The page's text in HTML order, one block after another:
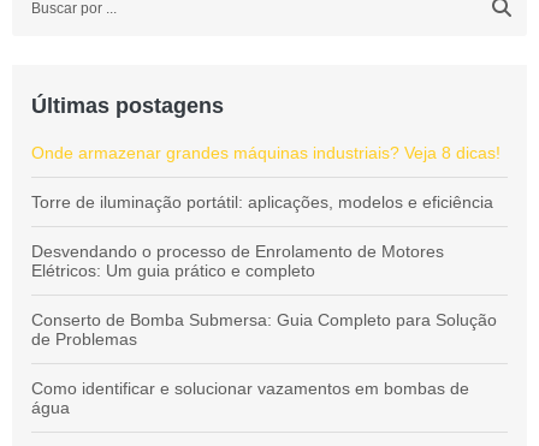
Últimas postagens
Onde armazenar grandes máquinas industriais? Veja 8 dicas!
Torre de iluminação portátil: aplicações, modelos e eficiência
Desvendando o processo de Enrolamento de Motores
Elétricos: Um guia prático e completo
Conserto de Bomba Submersa: Guia Completo para Solução
de Problemas
Como identificar e solucionar vazamentos em bombas de
água